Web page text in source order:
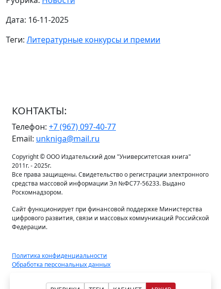
Дата: 16-11-2025
Теги: Литературные конкурсы и премии
КОНТАКТЫ:
Телефон: +7 (967) 097-40-77
Email: unkniga@mail.ru
Copyright © ООО Издательский дом "Университетская книга"
2011г. - 2025г.
Все права защищены. Свидетельство о регистрации электронного
средства массовой информации Эл №ФС77-56233. Выдано
Роскомнадзором.
Сайт функционирует при финансовой поддержке Министерства
цифрового развития, связи и массовых коммуникаций Российской
Федерации.
Политика конфиденциальности
Обработка персональных данных